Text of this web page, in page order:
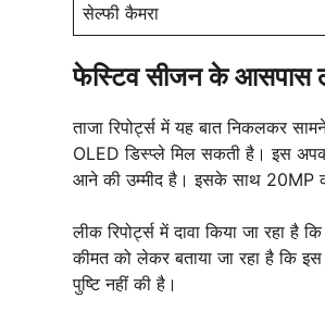
सेल्फी कैमरा
फेस्टिव सीजन के आसपास
ताजा रिपोर्ट्स में यह बात निकलकर
OLED डिस्प्ले मिल सकती है। इस
आने की उम्मीद है। इसके साथ 20MP
लीक रिपोर्ट्स में दावा किया जा रहा
कीमत को लेकर बताया जा रहा है कि
पुष्टि नहीं की है।